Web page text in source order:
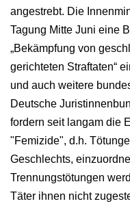
angestrebt. Die
Tagung Mitte Juni eine
„Bekämpfung von
gerichteten Straftaten“
und auch weitere
Deutsche
fordern seit langam die
"Femizide", d.h.
Geschlechts,
Trennungstötungen
Täter ihnen nicht